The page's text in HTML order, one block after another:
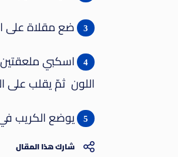
ضع مقلاة على
اسكبي ملعقتين
اللون ثمّ يقلب على
يوضع الكريب
شارك هذا المقال